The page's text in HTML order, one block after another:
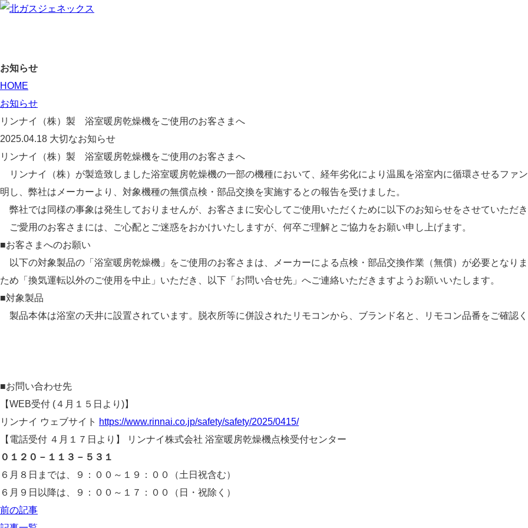
お知らせ
HOME
お知らせ
リンナイ（株）製 浴室暖房乾燥機をご使用のお客さまへ
2025.04.18 大切なお知らせ
リンナイ（株）製 浴室暖房乾燥機をご使用のお客さまへ
リンナイ（株）が製造致しました浴室暖房乾燥機の一部の機種において、経年劣化により温風を浴室内に循環させるファ
明し、弊社はメーカーより、対象機種の無償点検・部品交換を実施するとの報告を受けました。
弊社では同様の事象は発生しておりませんが、お客さまに安心してご使用いただくために以下のお知らせをさせていただ
ご愛用のお客さまには、ご心配とご迷惑をおかけいたしますが、何卒ご理解とご協力をお願い申し上げます。
■お客さまへのお願い
以下の対象製品の「浴室暖房乾燥機」をご使用のお客さまは、メーカーによる点検・部品交換作業（無償）が必要となり
ため「換気運転以外のご使用を中止」いただき、以下「お問い合せ先」へご連絡いただきますようお願いいたします。
■対象製品
製品本体は浴室の天井に設置されています。脱衣所等に併設されたリモコンから、ブランド名と、リモコン品番をご確認
■お問い合わせ先
【WEB受付 (４月１５日より)】
リンナイ ウェブサイト https://www.rinnai.co.jp/safety/safety/2025/0415/
【電話受付 ４月１７日より】 リンナイ株式会社 浴室暖房乾燥機点検受付センター
０１２０－１１３－５３１
６月８日までは、９：００～１９：００（土日祝含む）
６月９日以降は、９：００～１７：００（日・祝除く）
前の記事